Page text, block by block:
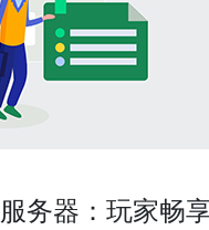
务器：玩家畅